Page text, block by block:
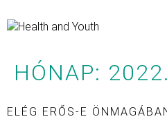
HÓNAP:
ELÉG ERŐS-E